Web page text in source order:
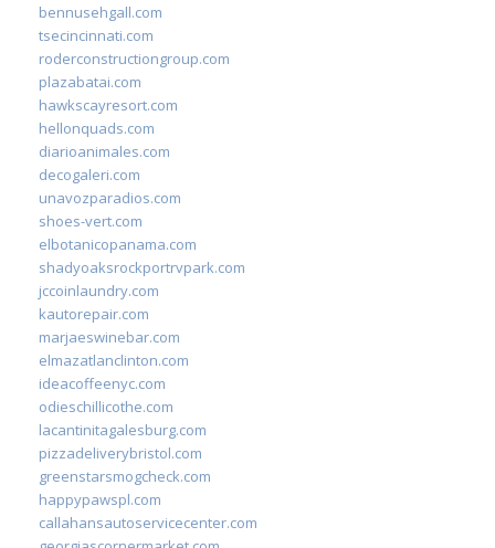
bennusehgall.com
tsecincinnati.com
roderconstructiongroup.com
plazabatai.com
hawkscayresort.com
hellonquads.com
diarioanimales.com
decogaleri.com
unavozparadios.com
shoes-vert.com
elbotanicopanama.com
shadyoaksrockportrvpark.com
jccoinlaundry.com
kautorepair.com
marjaeswinebar.com
elmazatlanclinton.com
ideacoffeenyc.com
odieschillicothe.com
lacantinitagalesburg.com
pizzadeliverybristol.com
greenstarsmogcheck.com
happypawspl.com
callahansautoservicecenter.com